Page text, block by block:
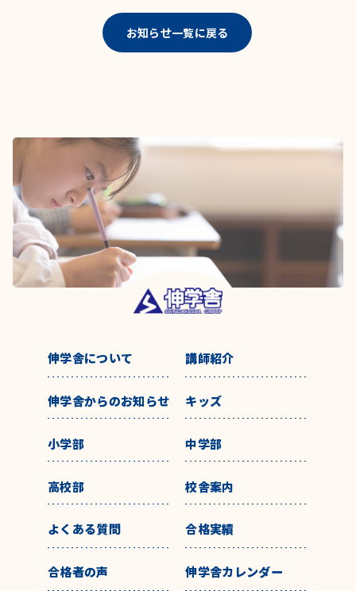
お知らせ一覧に戻る
伸学舎について 講師紹介
伸学舎からのお知らせ キッズ
小学部 中学部
高校部 校舎案内
よくある質問 合格実績
合格者の声 伸学舎カレンダー